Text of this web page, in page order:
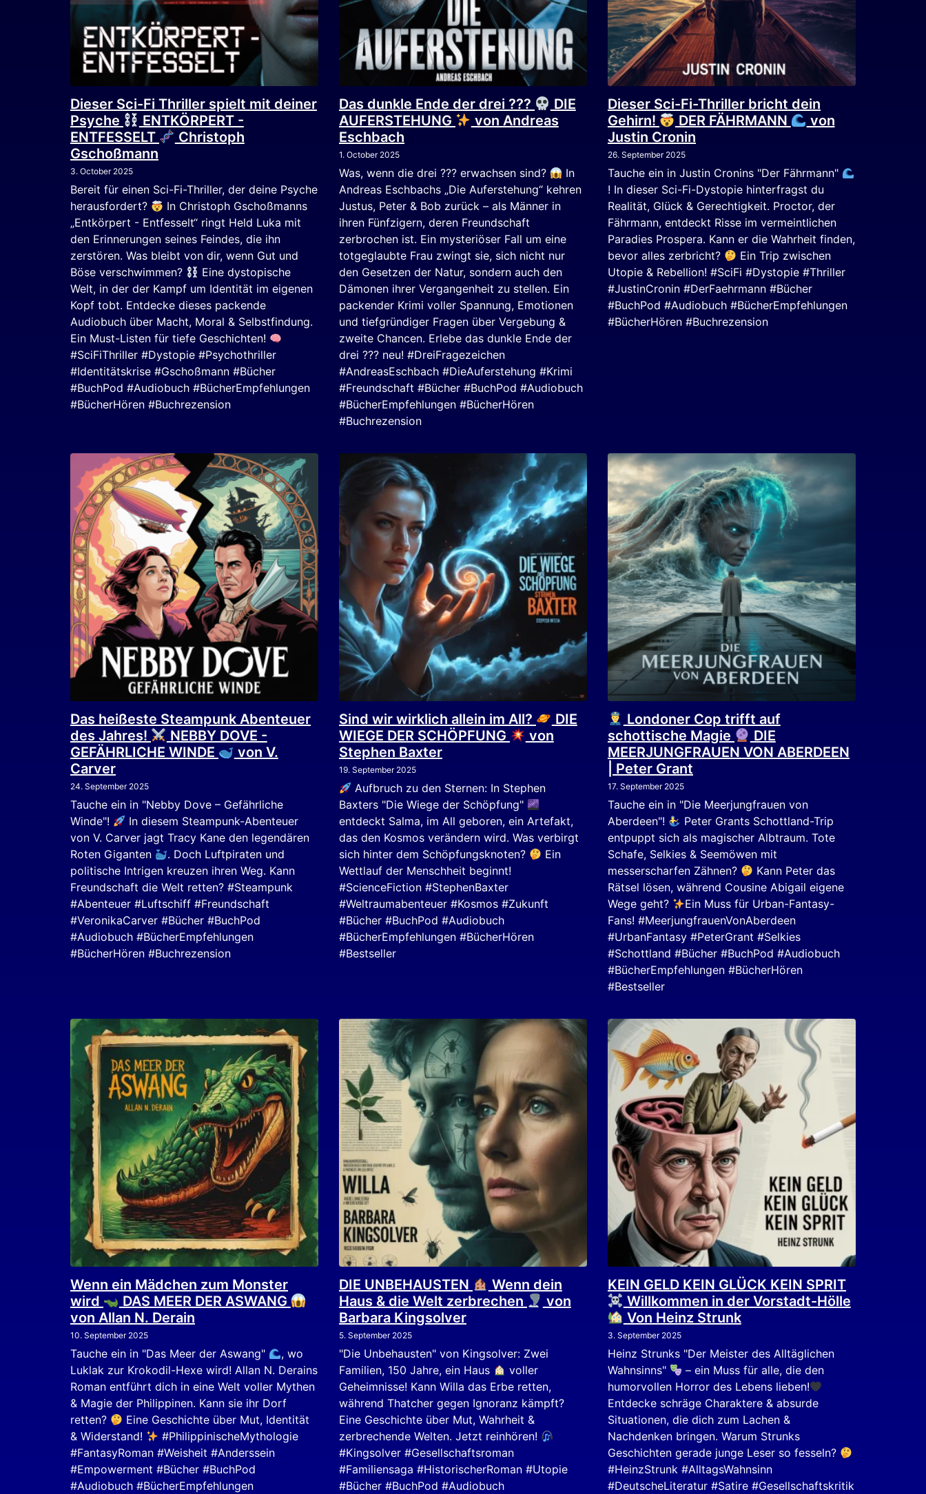
Dieser Sci-Fi Thriller spielt mit deiner
Psyche
ENTKÖRPERT -
ENTFESSELT
Christoph
Gschoßmann
3. October 2025
Bereit für einen Sci-Fi-Thriller, der deine Psyche
herausfordert?
In Christoph Gschoßmanns
„Entkörpert - Entfesselt“ ringt Held Luka mit
den Erinnerungen seines Feindes, die ihn
zerstören. Was bleibt von dir, wenn Gut und
Böse verschwimmen?
Eine dystopische
Welt, in der der Kampf um Identität im eigenen
Kopf tobt. Entdecke dieses packende
Audiobuch über Macht, Moral & Selbstfindung.
Ein Must-Listen für tiefe Geschichten!
#SciFiThriller #Dystopie #Psychothriller
#Identitätskrise #Gschoßmann #Bücher
#BuchPod #Audiobuch #BücherEmpfehlungen
#BücherHören #Buchrezension
Das dunkle Ende der drei ???
DIE
AUFERSTEHUNG
von Andreas
Eschbach
1. October 2025
Was, wenn die drei ??? erwachsen sind?
In
Andreas Eschbachs „Die Auferstehung“ kehren
Justus, Peter & Bob zurück – als Männer in
ihren Fünfzigern, deren Freundschaft
zerbrochen ist. Ein mysteriöser Fall um eine
totgeglaubte Frau zwingt sie, sich nicht nur
den Gesetzen der Natur, sondern auch den
Dämonen ihrer Vergangenheit zu stellen. Ein
packender Krimi voller Spannung, Emotionen
und tiefgründiger Fragen über Vergebung &
zweite Chancen. Erlebe das dunkle Ende der
drei ??? neu! #DreiFragezeichen
#AndreasEschbach #DieAuferstehung #Krimi
#Freundschaft #Bücher #BuchPod #Audiobuch
#BücherEmpfehlungen #BücherHören
#Buchrezension
Dieser Sci-Fi-Thriller bricht dein
Gehirn!
DER FÄHRMANN
von
Justin Cronin
26. September 2025
Tauche ein in Justin Cronins "Der Fährmann"
! In dieser Sci-Fi-Dystopie hinterfragst du
Realität, Glück & Gerechtigkeit. Proctor, der
Fährmann, entdeckt Risse im vermeintlichen
Paradies Prospera. Kann er die Wahrheit finden,
bevor alles zerbricht?
Ein Trip zwischen
Utopie & Rebellion! #SciFi #Dystopie #Thriller
#JustinCronin #DerFaehrmann #Bücher
#BuchPod #Audiobuch #BücherEmpfehlungen
#BücherHören #Buchrezension
Das heißeste Steampunk Abenteuer
des Jahres!
NEBBY DOVE -
GEFÄHRLICHE WINDE
von V.
Carver
24. September 2025
Tauche ein in "Nebby Dove – Gefährliche
Winde"!
In diesem Steampunk-Abenteuer
von V. Carver jagt Tracy Kane den legendären
Roten Giganten
. Doch Luftpiraten und
politische Intrigen kreuzen ihren Weg. Kann
Freundschaft die Welt retten? #Steampunk
#Abenteuer #Luftschiff #Freundschaft
#VeronikaCarver #Bücher #BuchPod
#Audiobuch #BücherEmpfehlungen
#BücherHören #Buchrezension
Sind wir wirklich allein im All?
DIE
WIEGE DER SCHÖPFUNG
von
Stephen Baxter
19. September 2025
Aufbruch zu den Sternen: In Stephen
Baxters "Die Wiege der Schöpfung"
entdeckt Salma, im All geboren, ein Artefakt,
das den Kosmos verändern wird. Was verbirgt
sich hinter dem Schöpfungsknoten?
Ein
Wettlauf der Menschheit beginnt!
#ScienceFiction #StephenBaxter
#Weltraumabenteuer #Kosmos #Zukunft
#Bücher #BuchPod #Audiobuch
#BücherEmpfehlungen #BücherHören
#Bestseller
Londoner Cop trifft auf
schottische Magie
DIE
MEERJUNGFRAUEN VON ABERDEEN
| Peter Grant
17. September 2025
Tauche ein in "Die Meerjungfrauen von
Aberdeen"!
Peter Grants Schottland-Trip
entpuppt sich als magischer Albtraum. Tote
Schafe, Selkies & Seemöwen mit
messerscharfen Zähnen?
Kann Peter das
Rätsel lösen, während Cousine Abigail eigene
Wege geht?
Ein Muss für Urban-Fantasy-
Fans! #MeerjungfrauenVonAberdeen
#UrbanFantasy #PeterGrant #Selkies
#Schottland #Bücher #BuchPod #Audiobuch
#BücherEmpfehlungen #BücherHören
#Bestseller
Wenn ein Mädchen zum Monster
wird
DAS MEER DER ASWANG
von Allan N. Derain
10. September 2025
Tauche ein in "Das Meer der Aswang"
, wo
Luklak zur Krokodil-Hexe wird! Allan N. Derains
Roman entführt dich in eine Welt voller Mythen
& Magie der Philippinen. Kann sie ihr Dorf
retten?
Eine Geschichte über Mut, Identität
& Widerstand!
#PhilippinischeMythologie
#FantasyRoman #Weisheit #Anderssein
#Empowerment #Bücher #BuchPod
#Audiobuch #BücherEmpfehlungen
DIE UNBEHAUSTEN
Wenn dein
Haus & die Welt zerbrechen
von
Barbara Kingsolver
5. September 2025
"Die Unbehausten" von Kingsolver: Zwei
Familien, 150 Jahre, ein Haus
voller
Geheimnisse! Kann Willa das Erbe retten,
während Thatcher gegen Ignoranz kämpft?
Eine Geschichte über Mut, Wahrheit &
zerbrechende Welten. Jetzt reinhören!
#Kingsolver #Gesellschaftsroman
#Familiensaga #HistorischerRoman #Utopie
#Bücher #BuchPod #Audiobuch
KEIN GELD KEIN GLÜCK KEIN SPRIT
Willkommen in der Vorstadt-Hölle
Von Heinz Strunk
3. September 2025
Heinz Strunks "Der Meister des Alltäglichen
Wahnsinns"
– ein Muss für alle, die den
humorvollen Horror des Lebens lieben!
Entdecke schräge Charaktere & absurde
Situationen, die dich zum Lachen &
Nachdenken bringen. Warum Strunks
Geschichten gerade junge Leser so fesseln?
#HeinzStrunk #AlltagsWahnsinn
#DeutscheLiteratur #Satire #Gesellschaftskritik